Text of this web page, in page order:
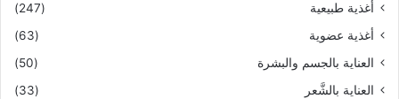
أغذية طبيعية
(247)
أغذية عضوية
(63)
العناية بالجسم والبشرة
(50)
العناية بالشَّعر
(33)